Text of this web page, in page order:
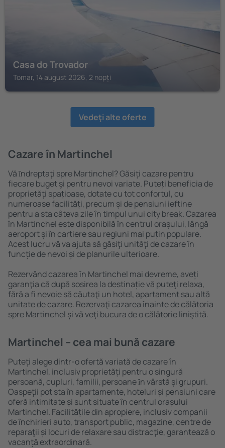
Casa do Trovador
Tomar, 14 august 2026, 2 nopți
Vedeţi alte oferte
Cazare în Martinchel
Vă ȋndreptaţi spre Martinchel? Găsiți cazare pentru
fiecare buget şi pentru nevoi variate. Puteți beneficia de
proprietăți spațioase, dotate cu tot confortul, cu
numeroase facilități, precum și de pensiuni ieftine
pentru a sta câteva zile în timpul unui city break. Cazarea
în Martinchel este disponibilă în centrul orașului, lângă
aeroport și în cartiere sau regiuni mai puțin populare.
Acest lucru vă va ajuta să găsiţi unităţi de cazare în
funcție de nevoi și de planurile ulterioare.
Rezervând cazarea în Martinchel mai devreme, aveți
garanţia că după sosirea la destinație vă puteţi relaxa,
fără a fi nevoie să căutaţi un hotel, apartament sau altă
unitate de cazare. Rezervaţi cazarea înainte de călătoria
spre Martinchel și vă veţi bucura de o călătorie liniştită.
Martinchel – cea mai bună cazare
Puteți alege dintr-o ofertă variată de cazare în
Martinchel, inclusiv proprietăți pentru o singură
persoană, cupluri, familii, persoane ȋn vârstă și grupuri.
Oaspeţii pot sta în apartamente, hoteluri și pensiuni care
oferă intimitate și sunt situate în centrul orașului
Martinchel. Facilitățile din apropiere, inclusiv companii
de închirieri auto, transport public, magazine, centre de
reparaţii și locuri de relaxare sau distracţie, garantează o
vacanță extraordinară.